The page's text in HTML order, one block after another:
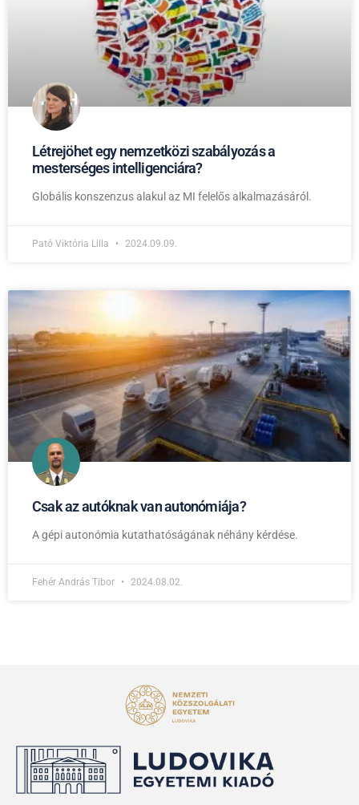
Létrejöhet egy nemzetközi szabályozás a
mesterséges intelligenciára?
Globális konszenzus alakul az MI felelős alkalmazásáról.
Pató Viktória Lilla 2024.09.09.
Csak az autóknak van autonómiája?
A gépi autonómia kutathatóságának néhány kérdése.
Fehér András Tibor 2024.08.02.